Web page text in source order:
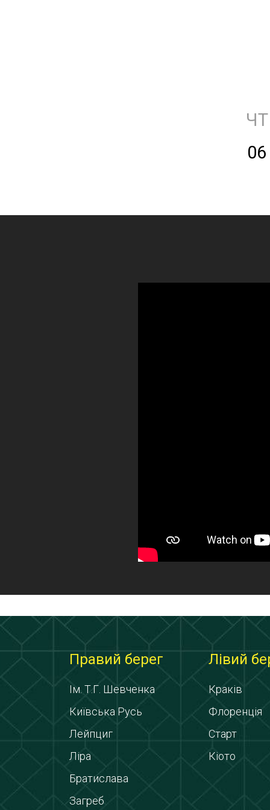
ЧТ
06
Правий берег
Ім. Т.Г. Шевченка
Київська Русь
Лейпциг
Ліра
Братислава
Загреб
Лівий
Краків
Флоренція
Старт
Кіото